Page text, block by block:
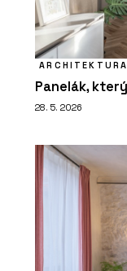
ARCHITEKTURA
Panelák,
28. 5. 2026